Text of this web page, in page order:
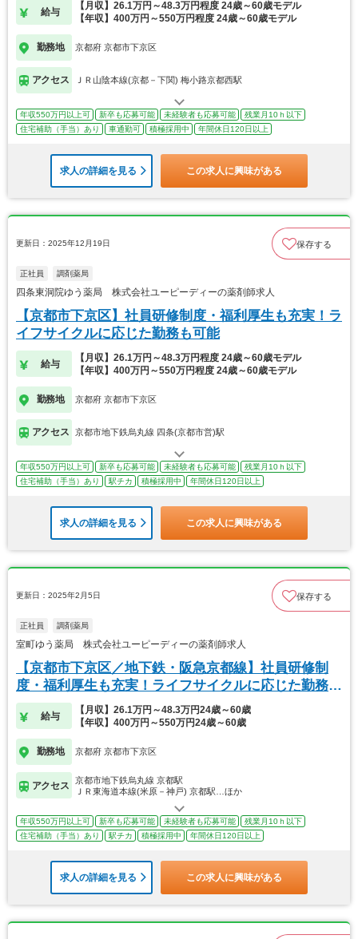
給与
【月収】26.1万円～48.3万円程度 24歳～60歳モデル
【年収】400万円～550万円程度 24歳～60歳モデル
勤務地 京都府 京都市下京区
アクセス ＪＲ山陰本線(京都－下関) 梅小路京都西駅
年収550万円以上可 新卒も応募可能 未経験者も応募可能
残業月10ｈ以下
住宅補助（手当）あり
車通勤可 積極採用中 年間休日120日以上
求人の詳細を見る この求人に興味がある
更新日：2025年12月19日 保存する
正社員 調剤薬局
四条東洞院ゆう薬局 株式会社ユーピーディーの薬剤師求人
【京都市下京区】社員研修制度・福利厚生も充実！ラ
イフサイクルに応じた勤務も可能
給与
【月収】26.1万円～48.3万円程度 24歳～60歳モデル
【年収】400万円～550万円程度 24歳～60歳モデル
勤務地 京都府 京都市下京区
アクセス 京都市地下鉄烏丸線 四条(京都市営)駅
年収550万円以上可 新卒も応募可能 未経験者も応募可能
残業月10ｈ以下
住宅補助（手当）あり
駅チカ 積極採用中 年間休日120日以上
求人の詳細を見る この求人に興味がある
更新日：2025年2月5日 保存する
正社員 調剤薬局
室町ゆう薬局 株式会社ユーピーディーの薬剤師求人
【京都市下京区／地下鉄・阪急京都線】社員研修制
度・福利厚生も充実！ライフサイクルに応じた勤務も
可能
給与
【月収】26.1万円～48.3万円24歳～60歳
【年収】400万円～550万円24歳～60歳
勤務地 京都府 京都市下京区
アクセス
京都市地下鉄烏丸線 京都駅
ＪＲ東海道本線(米原－神戸) 京都駅…ほか
年収550万円以上可 新卒も応募可能 未経験者も応募可能
残業月10ｈ以下
住宅補助（手当）あり
駅チカ 積極採用中 年間休日120日以上
求人の詳細を見る この求人に興味がある